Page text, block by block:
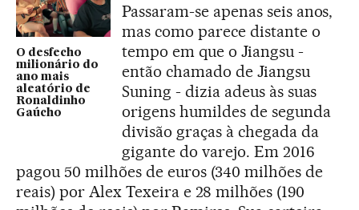
O desfecho
milionário do
ano mais
aleatório de
Ronaldinho
Gaúcho
Passaram-se apenas seis anos,
mas como parece distante o
tempo em que o Jiangsu -
então chamado de Jiangsu
Suning - dizia adeus às suas
origens humildes de segunda
divisão graças à chegada da
gigante do varejo. Em 2016
pagou 50 milhões de euros (340 milhões de
reais) por Alex Texeira e 28 milhões (190